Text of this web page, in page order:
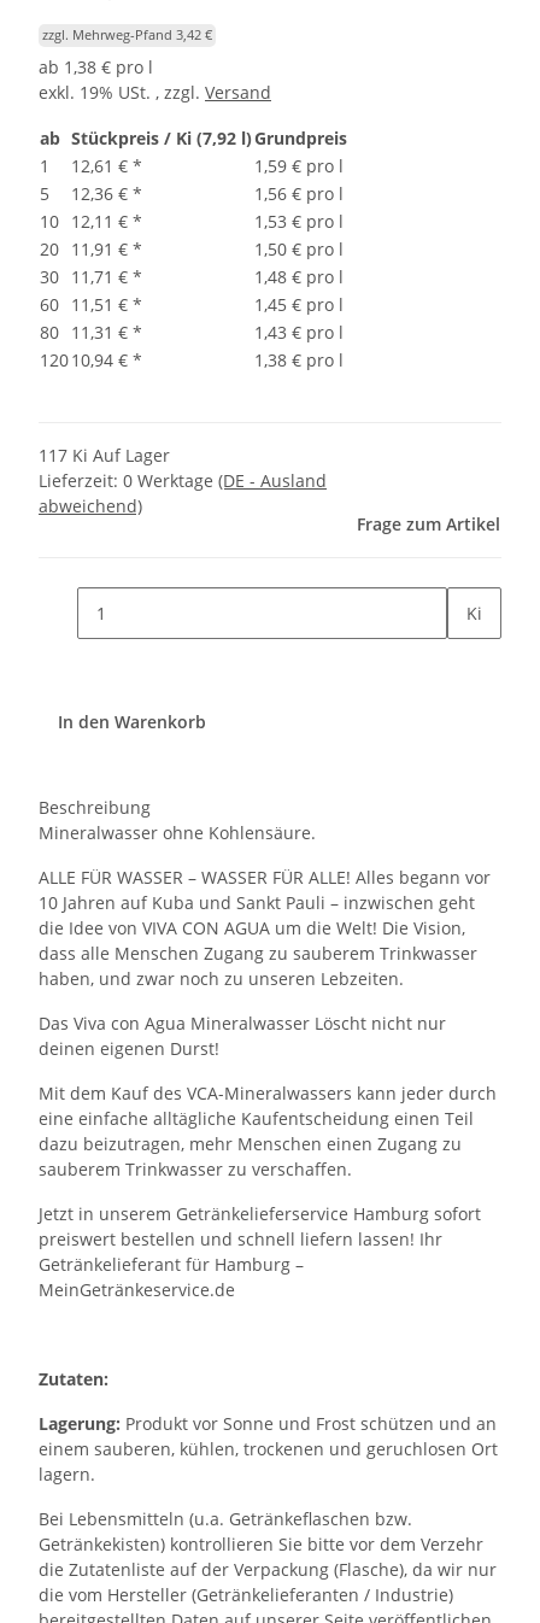
zzgl. Mehrweg-Pfand 3,42 €
ab 1,38 € pro l
exkl. 19% USt. , zzgl. Versand
ab Stückpreis / Ki (7,92 l)Grundpreis
1
12,61 € *
1,59 € pro l
5
12,36 € *
1,56 € pro l
10 12,11 € *
1,53 € pro l
20 11,91 € *
1,50 € pro l
30 11,71 € *
1,48 € pro l
60 11,51 € *
1,45 € pro l
80 11,31 € *
1,43 € pro l
12010,94 € * 1,38 € pro l
117 Ki Auf Lager
Lieferzeit: 0 Werktage (DE - Ausland
abweichend)
Frage zum Artikel
Ki
In den Warenkorb
Beschreibung
Mineralwasser ohne Kohlensäure.
ALLE FÜR WASSER – WASSER FÜR ALLE! Alles begann vor
10 Jahren auf Kuba und Sankt Pauli – inzwischen geht
die Idee von VIVA CON AGUA um die Welt! Die Vision,
dass alle Menschen Zugang zu sauberem Trinkwasser
haben, und zwar noch zu unseren Lebzeiten.
Das Viva con Agua Mineralwasser Löscht nicht nur
deinen eigenen Durst!
Mit dem Kauf des VCA-Mineralwassers kann jeder durch
eine einfache alltägliche Kaufentscheidung einen Teil
dazu beizutragen, mehr Menschen einen Zugang zu
sauberem Trinkwasser zu verschaffen.
Jetzt in unserem Getränkelieferservice Hamburg sofort
preiswert bestellen und schnell liefern lassen! Ihr
Getränkelieferant für Hamburg –
MeinGetränkeservice.de
Zutaten:
Lagerung: Produkt vor Sonne und Frost schützen und an
einem sauberen, kühlen, trockenen und geruchlosen Ort
lagern.
Bei Lebensmitteln (u.a. Getränkeflaschen bzw.
Getränkekisten) kontrollieren Sie bitte vor dem Verzehr
die Zutatenliste auf der Verpackung (Flasche), da wir nur
die vom Hersteller (Getränkelieferanten / Industrie)